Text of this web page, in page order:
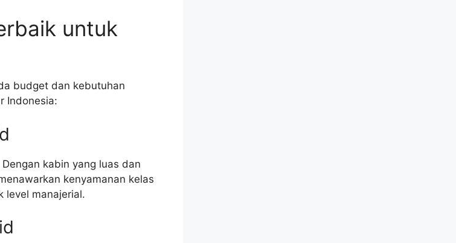
untuk
budget dan kebutuhan
Indonesia:
kabin yang luas dan
kenyamanan kelas
level manajerial.